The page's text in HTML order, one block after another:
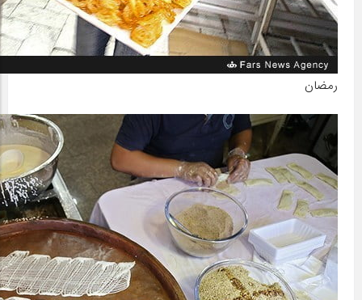
رمضان